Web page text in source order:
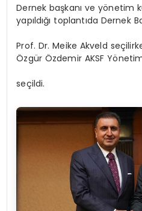
Dernek başkanı ve yönetim
yapıldığı toplantıda Dernek
Prof. Dr. Meike Akveld
Özgür Özdemir AKSF
seçildi.